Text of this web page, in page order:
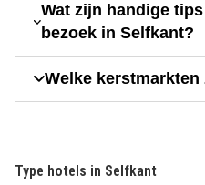
Wat zijn handige
bezoek in Selfkant?
Welke kerstmarkten
Type hotels in Selfkant